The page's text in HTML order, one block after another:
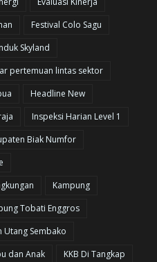
Festival Colo Sagu
Skyland
pertemuan lintas sektor
Headline New
Inspeksi Harian Level 1
Biak Numfor
Kampung
Tobati Enggros
Utang Sembako
dan Anak
KKB Di Tangkap